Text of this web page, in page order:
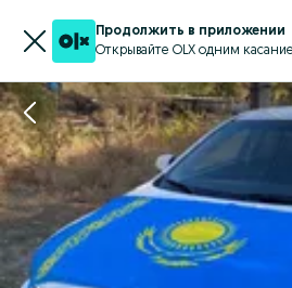
Продолжить в приложении
Открывайте OLX одним